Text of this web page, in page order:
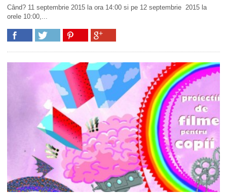
Când? 11 septembrie 2015 la ora 14:00 si pe 12 septembrie 2015 la
orele 10:00,...